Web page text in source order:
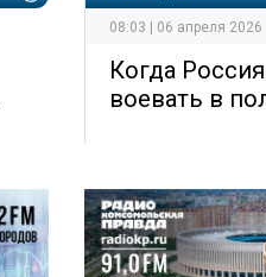
08:03 | 06 апреля 2026
Когда
воевать в